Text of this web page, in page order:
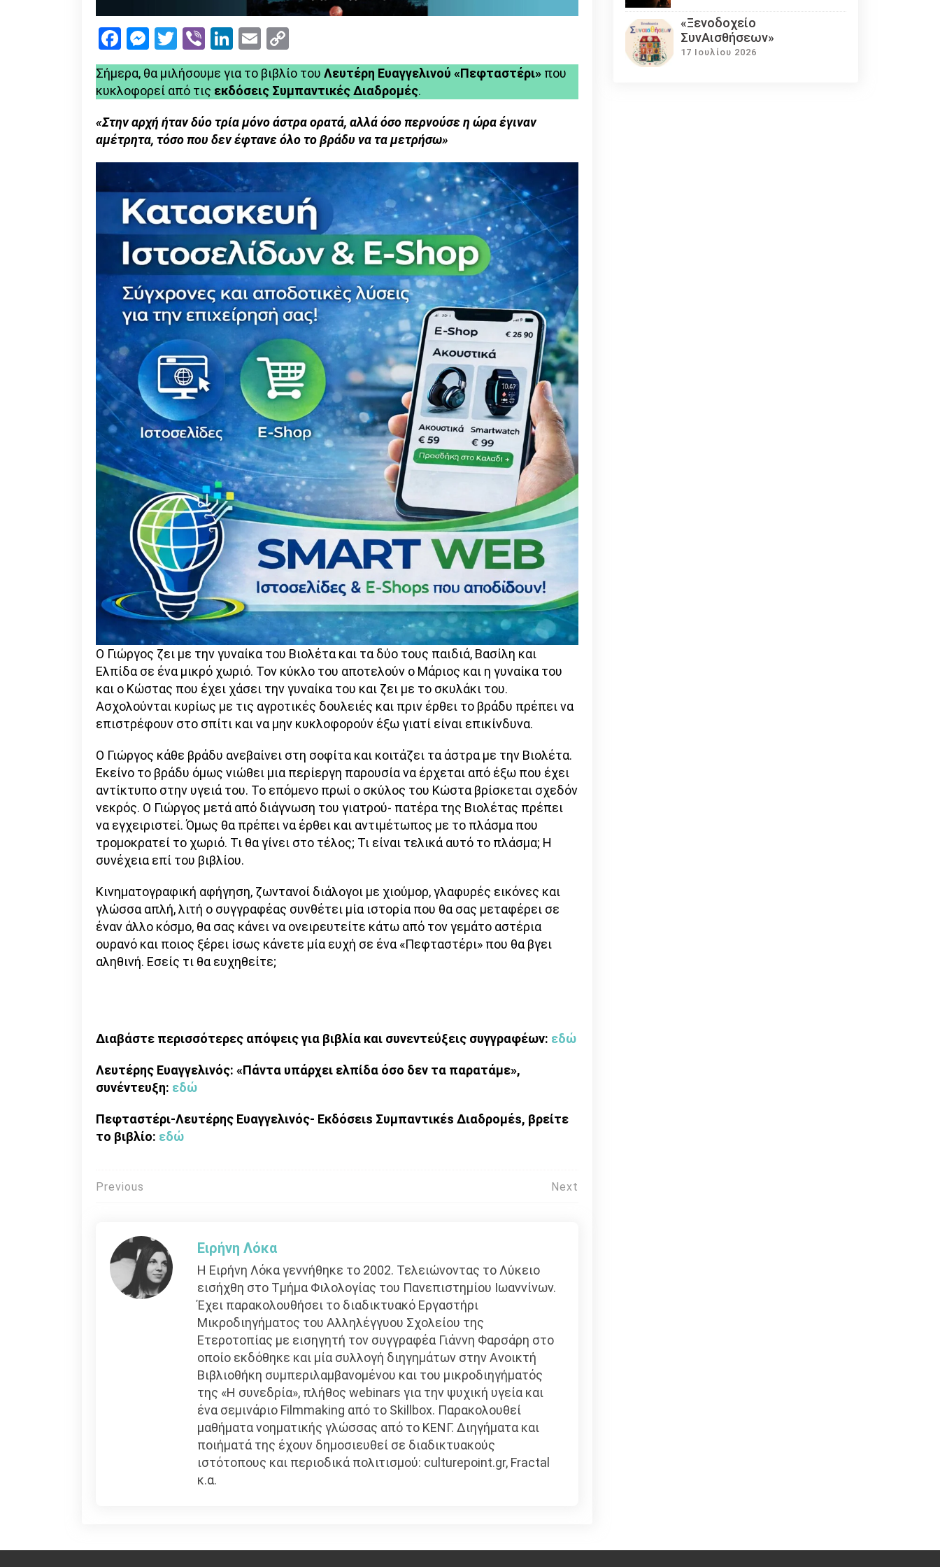
Facebook
Messenger
Twitter
ViberLinkedIn
Email
Link
Σήμερα, θα μιλήσουμε για το βιβλίο του Λευτέρη Ευαγγελινού «Πεφταστέρι» που
κυκλοφορεί από τις εκδόσεις Συμπαντικές Διαδρομές.
«Στην αρχή ήταν δύο τρία μόνο άστρα ορατά, αλλά όσο περνούσε η ώρα έγιναν
αμέτρητα, τόσο που δεν έφτανε όλο το βράδυ να τα μετρήσω»
Ο Γιώργος ζει με την γυναίκα του Βιολέτα και τα δύο τους παιδιά, Βασίλη και
Ελπίδα σε ένα μικρό χωριό. Τον κύκλο του αποτελούν ο Μάριος και η γυναίκα του
και ο Κώστας που έχει χάσει την γυναίκα του και ζει με το σκυλάκι του.
Ασχολούνται κυρίως με τις αγροτικές δουλειές και πριν έρθει το βράδυ πρέπει να
επιστρέφουν στο σπίτι και να μην κυκλοφορούν έξω γιατί είναι επικίνδυνα.
Ο Γιώργος κάθε βράδυ ανεβαίνει στη σοφίτα και κοιτάζει τα άστρα με την Βιολέτα.
Εκείνο το βράδυ όμως νιώθει μια περίεργη παρουσία να έρχεται από έξω που έχει
αντίκτυπο στην υγειά του. Το επόμενο πρωί ο σκύλος του Κώστα βρίσκεται σχεδόν
νεκρός. Ο Γιώργος μετά από διάγνωση του γιατρού- πατέρα της Βιολέτας πρέπει
να εγχειριστεί. Όμως θα πρέπει να έρθει και αντιμέτωπος με το πλάσμα που
τρομοκρατεί το χωριό. Τι θα γίνει στο τέλος; Τι είναι τελικά αυτό το πλάσμα; Η
συνέχεια επί του βιβλίου.
Κινηματογραφική αφήγηση, ζωντανοί διάλογοι με χιούμορ, γλαφυρές εικόνες και
γλώσσα απλή, λιτή ο συγγραφέας συνθέτει μία ιστορία που θα σας μεταφέρει σε
έναν άλλο κόσμο, θα σας κάνει να ονειρευτείτε κάτω από τον γεμάτο αστέρια
ουρανό και ποιος ξέρει ίσως κάνετε μία ευχή σε ένα «Πεφταστέρι» που θα βγει
αληθινή. Εσείς τι θα ευχηθείτε;
Διαβάστε περισσότερες απόψεις για βιβλία και συνεντεύξεις συγγραφέων: εδώ
Λευτέρης Ευαγγελινός: «Πάντα υπάρχει ελπίδα όσο δεν τα παρατάμε»,
συνέντευξη: εδώ
Πεφταστέρι-Λευτέρης Ευαγγελινός- Eκδόσειs Συμπαντικέs Διαδρομέs, βρείτε
το βιβλίο: εδώ
Πλοήγηση
Previous Next
Ειρήνη Λόκα
Η Ειρήνη Λόκα γεννήθηκε το 2002. Τελειώνοντας το Λύκειο
εισήχθη στο Τμήμα Φιλολογίας του Πανεπιστημίου Ιωαννίνων.
Έχει παρακολουθήσει το διαδικτυακό Εργαστήρι
Μικροδιηγήματος του Αλληλέγγυου Σχολείου της
Ετεροτοπίας με εισηγητή τον συγγραφέα Γιάννη Φαρσάρη στο
οποίο εκδόθηκε και μία συλλογή διηγημάτων στην Ανοικτή
Βιβλιοθήκη συμπεριλαμβανομένου και του μικροδιηγήματός
της «Η συνεδρία», πλήθος webinars για την ψυχική υγεία και
ένα σεμινάριο Filmmaking από το Skillbox. Παρακολουθεί
μαθήματα νοηματικής γλώσσας από το ΚΕΝΓ. Διηγήματα και
ποιήματά της έχουν δημοσιευθεί σε διαδικτυακούς
ιστότοπους και περιοδικά πολιτισμού: culturepoint.gr, Fractal
κ.α.
«Ξενοδοχείο
ΣυνΑισθήσεων»
17 Ιουλίου 2026